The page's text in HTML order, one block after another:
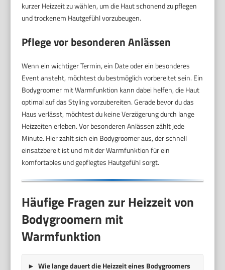
kurzer Heizzeit zu wählen, um die Haut schonend zu pflegen
und trockenem Hautgefühl vorzubeugen.
Pflege vor besonderen Anlässen
Wenn ein wichtiger Termin, ein Date oder ein besonderes
Event ansteht, möchtest du bestmöglich vorbereitet sein. Ein
Bodygroomer mit Warmfunktion kann dabei helfen, die Haut
optimal auf das Styling vorzubereiten. Gerade bevor du das
Haus verlässt, möchtest du keine Verzögerung durch lange
Heizzeiten erleben. Vor besonderen Anlässen zählt jede
Minute. Hier zahlt sich ein Bodygroomer aus, der schnell
einsatzbereit ist und mit der Warmfunktion für ein
komfortables und gepflegtes Hautgefühl sorgt.
Häufige Fragen zur Heizzeit von
Bodygroomern mit
Warmfunktion
Wie lange dauert die Heizzeit eines Bodygroomers